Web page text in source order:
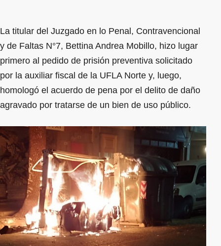
La titular del Juzgado en lo Penal, Contravencional
y de Faltas N°7, Bettina Andrea Mobillo, hizo lugar
primero al pedido de prisión preventiva solicitado
por la auxiliar fiscal de la UFLA Norte y, luego,
homologó el acuerdo de pena por el delito de daño
agravado por tratarse de un bien de uso público.